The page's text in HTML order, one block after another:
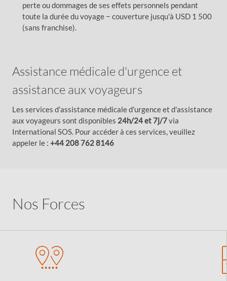
perte ou dommages de ses effets personnels pendant
toute la durée du voyage − couverture jusqu'à USD 1 500
(sans franchise).
Assistance médicale d'urgence et
assistance aux voyageurs
Les services d'assistance médicale d'urgence et d'assistance
aux voyageurs sont disponibles 24h/24 et 7j/7via
International SOS. Pour accéder à ces services, veuillez
appeler le : +44 208 762 8146
Nos Forces